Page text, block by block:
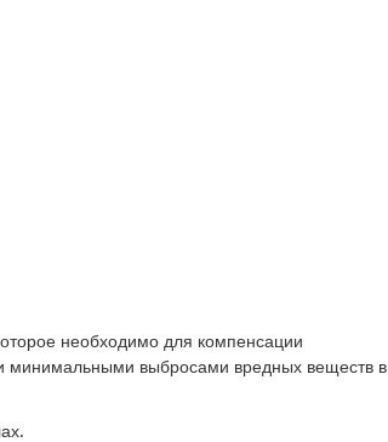
необходимо для компенсации
минимальными выбросами вредных веществ в